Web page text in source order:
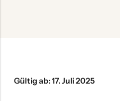
Gültig ab: 17. Juli 2025